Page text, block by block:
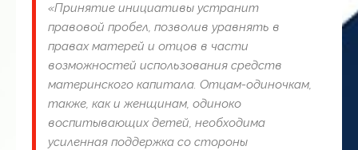
«Принятие инициативы устранит
правовой пробел, позволив уравнять в
правах матерей и отцов в части
возможностей использования средств
материнского капитала. Отцам-одиночкам,
также, как и женщинам, одиноко
воспитывающих детей, необходима
усиленная поддержка со стороны